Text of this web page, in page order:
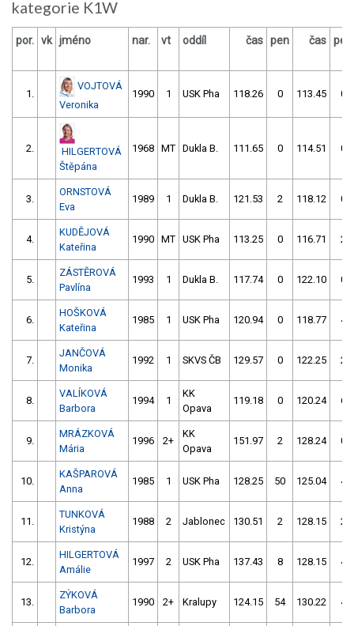
kategorie K1W
por. vk jméno nar. vt oddíl čas pen čas pen
1.
VOJTOVÁ
Veronika
1990 1 USK Pha 118.26 0 113.45 0
2.
HILGERTOVÁ
Štěpána
1968 MT Dukla B. 111.65 0 114.51 0
3.
ORNSTOVÁ
Eva
1989 1 Dukla B. 121.53 2 118.12 0
4.
KUDĚJOVÁ
Kateřina
1990 MT USK Pha 113.25 0 116.71 2
5.
ZÁSTĚROVÁ
Pavlína
1993 1 Dukla B. 117.74 0 122.10 0
6.
HOŠKOVÁ
Kateřina
1985 1 USK Pha 120.94 0 118.77 4
7.
JANČOVÁ
Monika
1992 1 SKVS ČB 129.57 0 122.25 2
8.
VALÍKOVÁ
Barbora
1994 1
KK
Opava
119.18 0 120.24 6
9.
MRÁZKOVÁ
Mária
1996 2+
KK
Opava
151.97 2 128.24 0
10.
KAŠPAROVÁ
Anna
1985 1 USK Pha 128.25 50 125.04 4
11.
TUNKOVÁ
Kristýna
1988 2 Jablonec 130.51 2 128.15 2
12.
HILGERTOVÁ
Amálie
1997 2 USK Pha 137.43 8 128.15 4
13.
ZÝKOVÁ
Barbora
1990 2+ Kralupy 124.15 54 130.22 4